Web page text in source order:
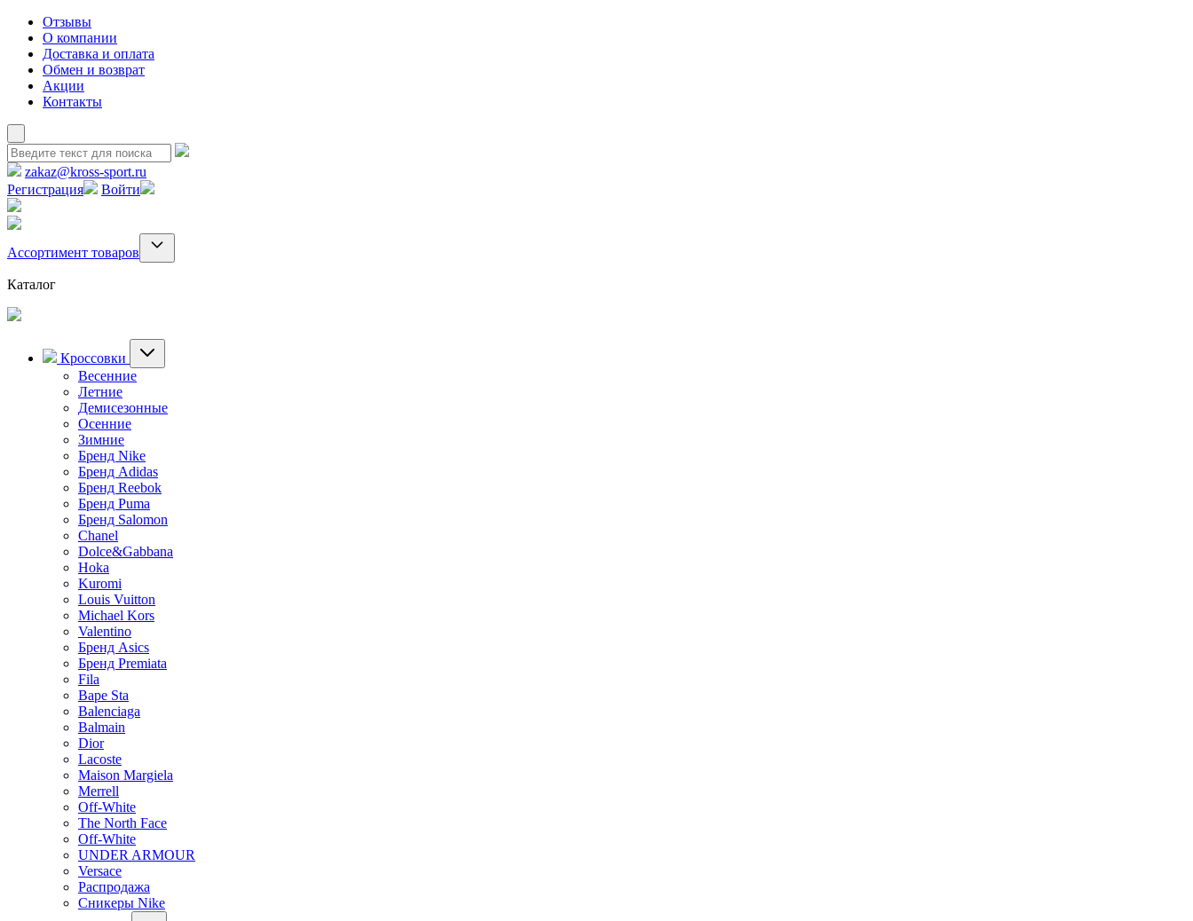
Отзывы
О компании
Доставка и оплата
Обмен и возврат
Акции
Контакты
zakaz@kross-sport.ru
Регистрация
Войти
Ассортимент товаров
Каталог
Кроссовки
Весенние
Летние
Демисезонные
Осенние
Зимние
Бренд Nike
Бренд Adidas
Бренд Reebok
Бренд Puma
Бренд Salomon
Chanel
Dolce&Gabbana
Hoka
Kuromi
Louis Vuitton
Michael Kors
Valentino
Бренд Asics
Бренд Premiata
Fila
Bape Sta
Balenciaga
Balmain
Dior
Lacoste
Maison Margiela
Merrell
Off-White
The North Face
Off-White
UNDER ARMOUR
Versace
Распродажа
Сникеры Nike